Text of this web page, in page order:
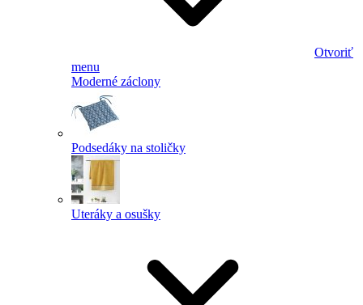
Otvoriť
menu
Moderné záclony
Podsedáky na stoličky
Uteráky a osušky